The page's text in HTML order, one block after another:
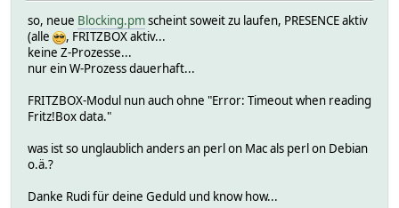
so, neue Blocking.pmscheint soweit zu laufen, PRESENCE aktiv
(alle
, FRITZBOX aktiv...
keine Z-Prozesse...
nur ein W-Prozess dauerhaft...
FRITZBOX-Modul nun auch ohne "Error: Timeout when reading
Fritz!Box data."
was ist so unglaublich anders an perl on Mac als perl on Debian
o.ä.?
Danke Rudi für deine Geduld und know how...